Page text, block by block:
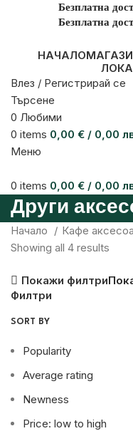
Безплатна
Безплатна
НАЧАЛО
Влез / Регистрирай се
Търсене
0 Любими
0 items 0,00 € / 0,00
Меню
0 items 0,00 € / 0,00
Други
Начало Кафе
Showing all 4 results
Покажи филтри
Филтри
SORT BY
Popularity
Average rating
Newness
Price: low to high